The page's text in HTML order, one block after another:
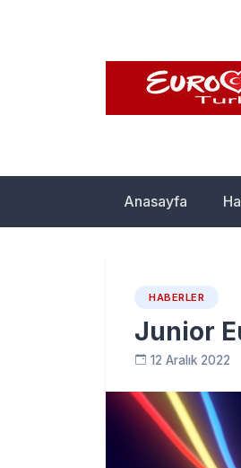
Anasayfa
HABERLER
Junior
12 Aralık 2022